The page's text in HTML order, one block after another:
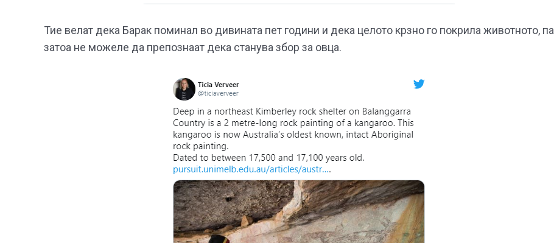
Тие велат дека Барак поминал во дивината пет години и дека целото крзно го покрила животното, па
затоа не можеле да препознаат дека станува збор за овца.